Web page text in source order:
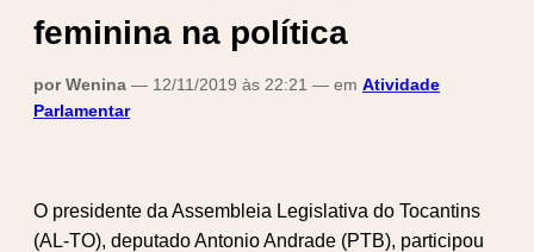
feminina na política
por Wenina — 12/11/2019 às 22:21 — em Atividade
Parlamentar
O presidente da Assembleia Legislativa do Tocantins
(AL-TO), deputado Antonio Andrade (PTB), participou